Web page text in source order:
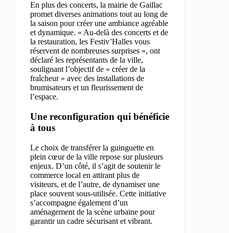
En plus des concerts, la mairie de Gaillac
promet diverses animations tout au long de
la saison pour créer une ambiance agréable
et dynamique. « Au-delà des concerts et de
la restauration, les Festiv’Halles vous
réservent de nombreuses surprises », ont
déclaré les représentants de la ville,
soulignant l’objectif de « créer de la
fraîcheur » avec des installations de
brumisateurs et un fleurissement de
l’espace.
Une reconfiguration qui bénéficie
à tous
Le choix de transférer la guinguette en
plein cœur de la ville repose sur plusieurs
enjeux. D’un côté, il s’agit de soutenir le
commerce local en attirant plus de
visiteurs, et de l’autre, de dynamiser une
place souvent sous-utilisée. Cette initiative
s’accompagne également d’un
aménagement de la scène urbaine pour
garantir un cadre sécurisant et vibrant.